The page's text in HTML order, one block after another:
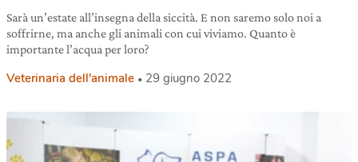
Sarà un’estate all’insegna della siccità. E non saremo solo noi a
soffrirne, ma anche gli animali con cui viviamo. Quanto è
importante l’acqua per loro?
Veterinaria dell'animale 29 giugno 2022